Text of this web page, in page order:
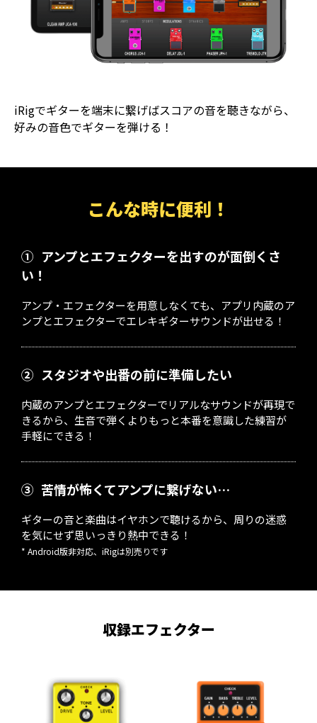
iRigでギターを端末に繋げばスコアの音を聴きながら、
好みの音色でギターを弾ける！
こんな時に便利！
① アンプとエフェクターを出すのが面倒くさ
い！
アンプ・エフェクターを用意しなくても、アプリ内蔵のア
ンプとエフェクターでエレキギターサウンドが出せる！
② スタジオや出番の前に準備したい
内蔵のアンプとエフェクターでリアルなサウンドが再現で
きるから、生音で弾くよりもっと本番を意識した練習が
手軽にできる！
③ 苦情が怖くてアンプに繋げない…
ギターの音と楽曲はイヤホンで聴けるから、周りの迷惑
を気にせず思いっきり熱中できる！
* Android版非対応、iRigは別売りです
収録エフェクター